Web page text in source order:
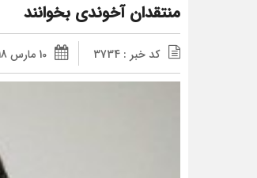
منتقدان آخوندى بخوانند
کد خبر : 3734 10 مارس 2018 - 1:27